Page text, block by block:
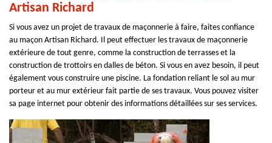
Artisan Richard
Si vous avez un projet de travaux de maçonnerie à faire, faites confiance
au maçon Artisan Richard. Il peut effectuer les travaux de maçonnerie
extérieure de tout genre, comme la construction de terrasses et la
construction de trottoirs en dalles de béton. Si vous en avez besoin, il peut
également vous construire une piscine. La fondation reliant le sol au mur
porteur et au mur extérieur fait partie de ses travaux. Vous pouvez visiter
sa page internet pour obtenir des informations détaillées sur ses services.